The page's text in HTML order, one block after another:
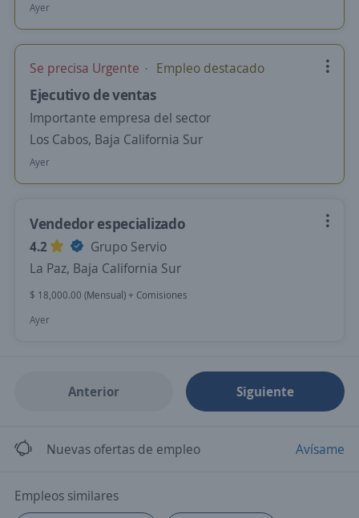
Ayer
Se precisa Urgente Empleo destacado
Ejecutivo de ventas
Importante empresa del sector
Los Cabos, Baja California Sur
Ayer
Vendedor especializado
4.2
Grupo Servio
La Paz, Baja California Sur
$ 18,000.00 (Mensual) + Comisiones
Ayer
Anterior Siguiente
Nuevas ofertas de empleo Avísame
Empleos similares